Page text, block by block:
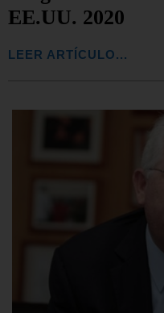
EE.UU. 2020
LEER ARTÍCULO...